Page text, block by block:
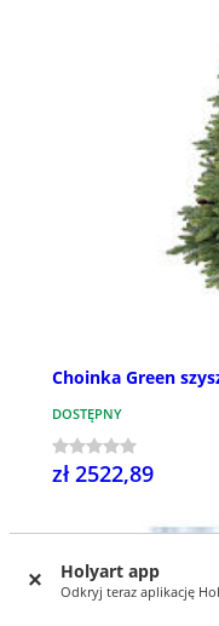
Holyart app
Odkryj teraz aplikację
Choinka Green
DOSTĘPNY
zł 2522,89